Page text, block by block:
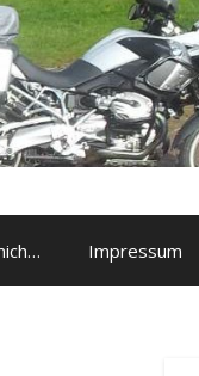
Impressum